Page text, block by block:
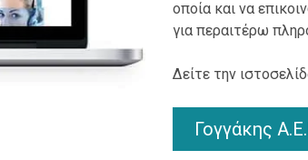
οποία και να
για περαιτέρω
Δείτε την
Γογγάκης